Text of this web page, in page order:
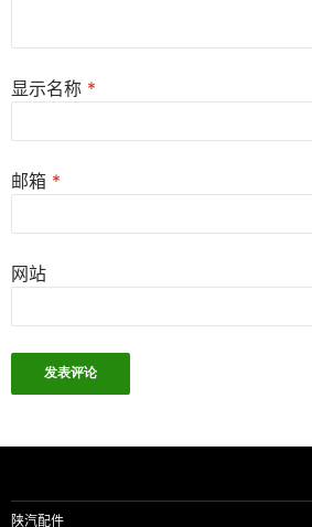
显示名称 *
邮箱 *
网站
陕汽配件